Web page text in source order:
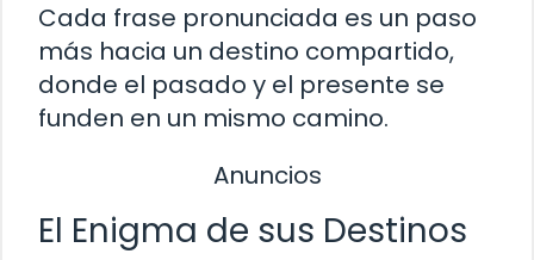
Cada frase pronunciada es un paso
más hacia un destino compartido,
donde el pasado y el presente se
funden en un mismo camino.
Anuncios
El Enigma de sus Destinos